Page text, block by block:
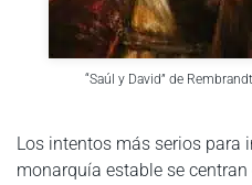
“Saúl y David” de
Los intentos más serios para
monarquía estable se centran